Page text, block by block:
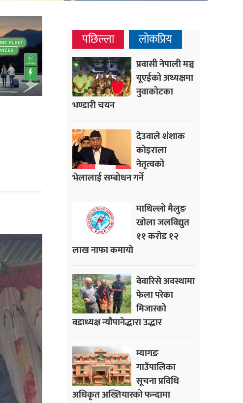
पछिल्ला लोकप्रिय
प्रवासी नेपाली मञ्च
यूएईको अध्यक्षमा
नुवाकोटका
भण्डारी चयन
देउवाले शंशाक
कोइराला
नेतृत्वको
भेलालाई सम्बोधन गर्ने
माथिल्लो मैलुङ
खोला जलविद्युत
११ करोड १२
लाख नाफा कमायाे
वेवारिसे अवस्थामा
फेला परेका
मिजारको
वडाध्यक्ष न्यौपानेद्धारा उद्धार
म्यागङ
गाउँपालिका
सूचना प्रविधि
अधिकृत अख्तियारको फन्दामा